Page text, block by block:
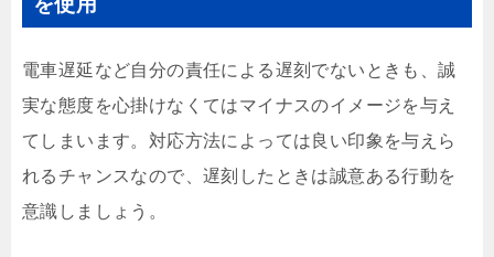
電車遅延など自分の責任による遅刻でないときも、誠
実な態度を心掛けなくてはマイナスのイメージを与え
てしまいます。対応方法によっては良い印象を与えら
れるチャンスなので、遅刻したときは誠意ある行動を
意識しましょう。